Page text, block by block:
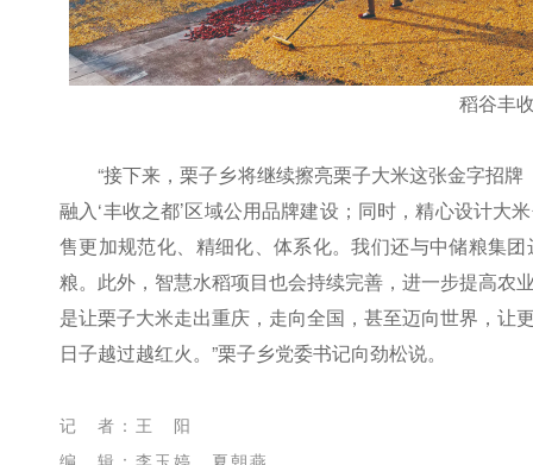
稻谷丰
“接下来，栗子乡将继续擦亮栗子大米这张金字招
融入‘丰收之都’区域公用品牌建设；同时，精心设计大
售更加规范化、精细化、体系化。我们还与中储粮集
粮。此外，智慧水稻项目也会持续完善，进一步提高农
是让栗子大米走出重庆，走向全国，甚至迈向世界，让
日子越过越红火。”栗子乡党委书记向劲松说。
记 者：王 阳
编 辑：李玉婷 夏朝燕